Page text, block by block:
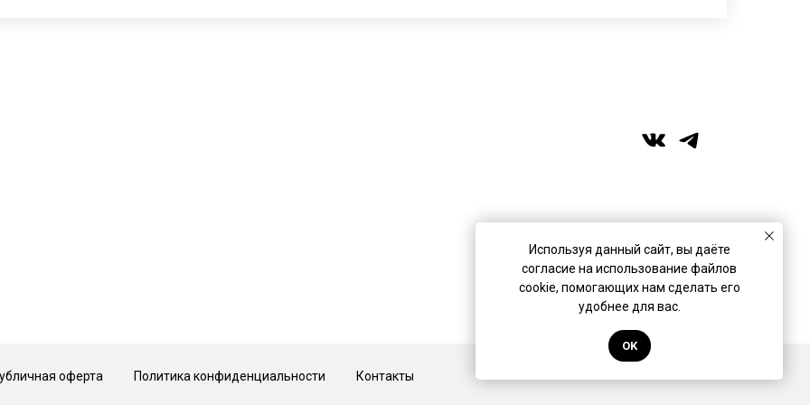
Разработано вКоврик Дизайн
+7 (917) 359‑05‑57
ufa.miras@gmail.com
Используя данный сайт, вы даёте
согласие на использование файлов
cookie, помогающих нам сделать его
удобнее для вас.
OK
оферта Политика конфиденциальности Контакты